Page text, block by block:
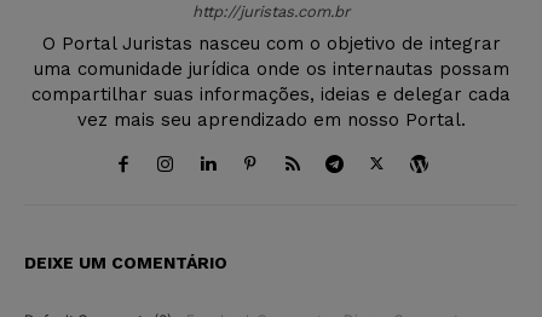
http://juristas.com.br
O Portal Juristas nasceu com o objetivo de integrar
uma comunidade jurídica onde os internautas possam
compartilhar suas informações, ideias e delegar cada
vez mais seu aprendizado em nosso Portal.
DEIXE UM COMENTÁRIO